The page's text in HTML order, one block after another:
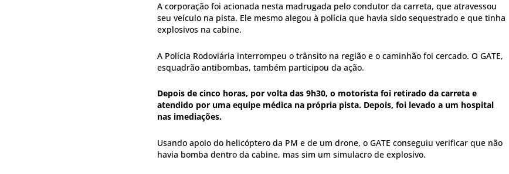
A corporação foi acionada nesta madrugada pelo condutor da carreta, que atravessou
seu veículo na pista. Ele mesmo alegou à polícia que havia sido sequestrado e que tinha
explosivos na cabine.
A Polícia Rodoviária interrompeu o trânsito na região e o caminhão foi cercado. O GATE,
esquadrão antibombas, também participou da ação.
Depois de cinco horas, por volta das 9h30, o motorista foi retirado da carreta e
atendido por uma equipe médica na própria pista. Depois, foi levado a um hospital
nas imediações.
Usando apoio do helicóptero da PM e de um drone, o GATE conseguiu verificar que não
havia bomba dentro da cabine, mas sim um simulacro de explosivo.